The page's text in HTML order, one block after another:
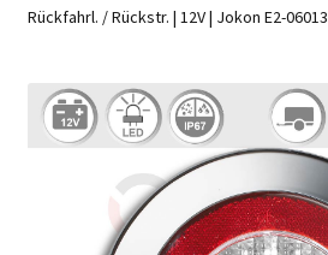
FÖRDERPUMPEN
HUPEN
Rückfahrl. / Rückstr. | 12V | Jokon E2-06013